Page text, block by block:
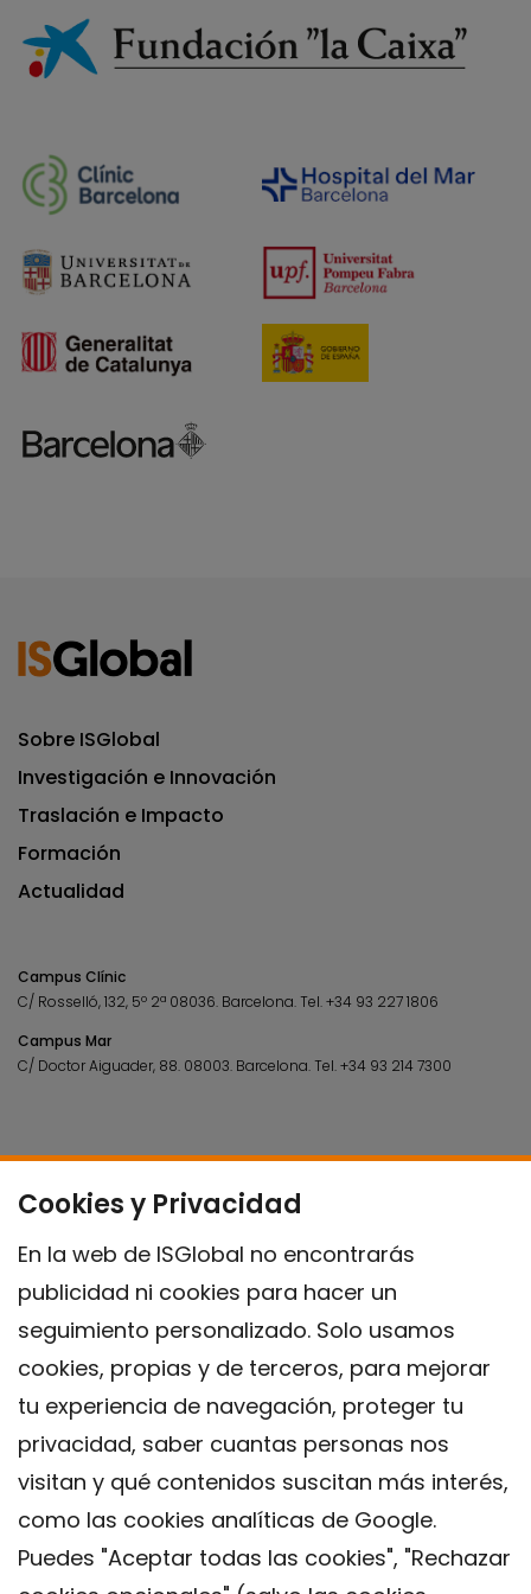
Cookies y Privacidad
En la web de ISGlobal no encontrarás
publicidad ni cookies para hacer un
seguimiento personalizado. Solo usamos
cookies, propias y de terceros, para mejorar
tu experiencia de navegación, proteger tu
privacidad, saber cuantas personas nos
visitan y qué contenidos suscitan más interés,
como las cookies analíticas de Google.
Puedes "Aceptar todas las cookies", "Rechazar
Sobre ISGlobal
Investigación e Innovación
Traslación e Impacto
Formación
Actualidad
Campus Clínic
C/ Rosselló, 132, 5º 2ª 08036. Barcelona.Tel.+34 93 227 1806
Campus Mar
C/ Doctor Aiguader, 88. 08003. Barcelona.Tel.+34 93 214 7300